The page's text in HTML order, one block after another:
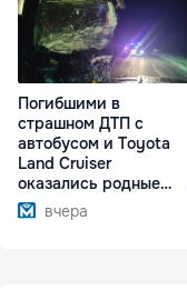
Погибшими в
страшном ДТП с
автобусом и Toyota
Land Cruiser
оказались родные
братьявчера